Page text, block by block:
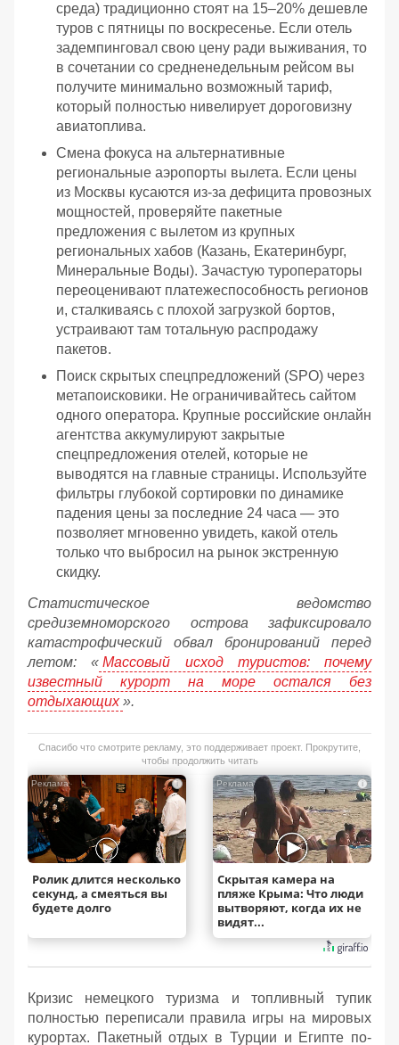
среда) традиционно стоят на 15–20% дешевле
туров с пятницы по воскресенье. Если отель
задемпинговал свою цену ради выживания, то
в сочетании со средненедельным рейсом вы
получите минимально возможный тариф,
который полностью нивелирует дороговизну
авиатоплива.
Смена фокуса на альтернативные
региональные аэропорты вылета. Если цены
из Москвы кусаются из-за дефицита провозных
мощностей, проверяйте пакетные
предложения с вылетом из крупных
региональных хабов (Казань, Екатеринбург,
Минеральные Воды). Зачастую туроператоры
переоценивают платежеспособность регионов
и, сталкиваясь с плохой загрузкой бортов,
устраивают там тотальную распродажу
пакетов.
Поиск скрытых спецпредложений (SPO) через
метапоисковики. Не ограничивайтесь сайтом
одного оператора. Крупные российские онлайн
агентства аккумулируют закрытые
спецпредложения отелей, которые не
выводятся на главные страницы. Используйте
фильтры глубокой сортировки по динамике
падения цены за последние 24 часа — это
позволяет мгновенно увидеть, какой отель
только что выбросил на рынок экстренную
скидку.
Статистическое ведомство
средиземноморского острова зафиксировало
катастрофический обвал бронирований перед
летом: « Массовый исход туристов: почему
известный курорт на море остался без
отдыхающих ».
Спасибо что смотрите рекламу, это поддерживает проект. Прокрутите,
чтобы продолжить читать
i
Ролик длится несколько
секунд, а смеяться вы
будете долго
i
Скрытая камера на
пляже Крыма: Что люди
вытворяют, когда их не
видят...
Кризис немецкого туризма и топливный тупик
полностью переписали правила игры на мировых
курортах. Пакетный отдых в Турции и Египте по-